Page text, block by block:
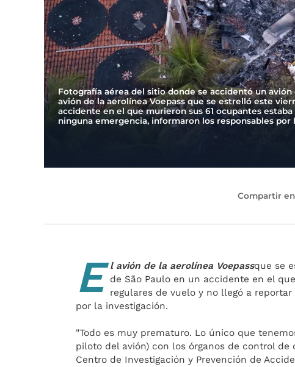
Fotografía aérea del sitio donde se accidentó un
avión de la aerolínea Voepass que se estrelló este
accidente en el que murieron sus 61 ocupantes
ninguna emergencia, informaron los responsables por
Compartir
E l avión de la aerolínea Voepassque se
de São Paulo en un accidente en el
regulares de vuelo y no llegó a
por la investigación.
"Todo es muy prematuro. Lo único que
piloto del avión) con los órganos de control
Centro de Investigación y Prevención de